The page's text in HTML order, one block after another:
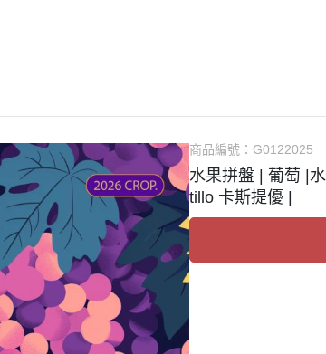
商品編號： G0122025
水果拼盤 | 葡萄 |
tillo 卡斯提優 |